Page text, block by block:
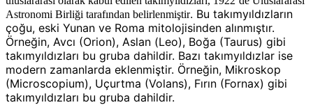
Astronomi Birliği tarafından belirlenmiştir. Bu takımyıldızların
çoğu, eski Yunan ve Roma mitolojisinden alınmıştır.
Örneğin, Avcı (Orion), Aslan (Leo), Boğa (Taurus) gibi
takımyıldızları bu gruba dahildir. Bazı takımyıldızlar ise
modern zamanlarda eklenmiştir. Örneğin, Mikroskop
(Microscopium), Uçurtma (Volans), Fırın (Fornax) gibi
takımyıldızları bu gruba dahildir.